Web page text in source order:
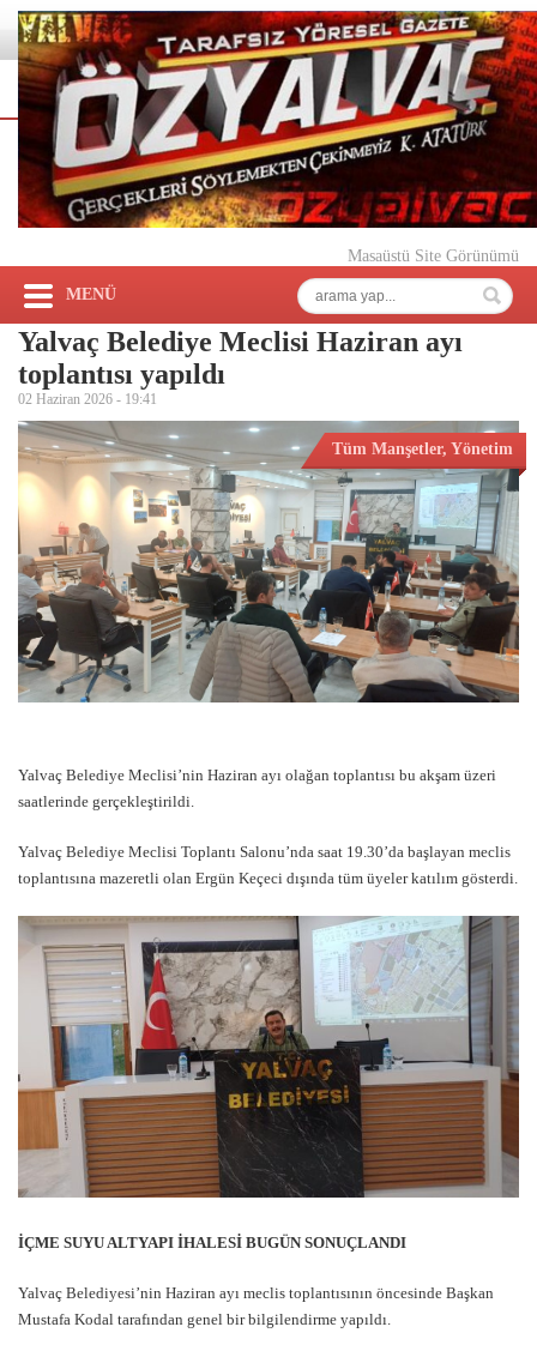
Masaüstü Site Görünümü
MENÜ
Yalvaç Belediye Meclisi Haziran ayı
toplantısı yapıldı
02 Haziran 2026 - 19:41
Tüm Manşetler, Yönetim
Yalvaç Belediye Meclisi’nin Haziran ayı olağan toplantısı bu akşam üzeri
saatlerinde gerçekleştirildi.
Yalvaç Belediye Meclisi Toplantı Salonu’nda saat 19.30’da başlayan meclis
toplantısına mazeretli olan Ergün Keçeci dışında tüm üyeler katılım gösterdi.
İÇME SUYU ALTYAPI İHALESİ BUGÜN SONUÇLANDI
Yalvaç Belediyesi’nin Haziran ayı meclis toplantısının öncesinde Başkan
Mustafa Kodal tarafından genel bir bilgilendirme yapıldı.